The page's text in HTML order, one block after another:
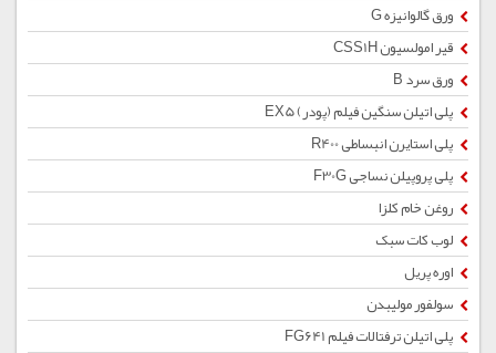
ورق گالوانیزه G
قیر امولسیون CSS1H
ورق سرد B
پلی اتیلن سنگین فیلم (پودر) EX5
پلی استایرن انبساطی R400
پلی پروپیلن نساجی F30G
روغن خام کلزا
لوب کات سبک
اوره پریل
سولفور مولیبدن
پلی اتیلن ترفتالات فیلم FG641